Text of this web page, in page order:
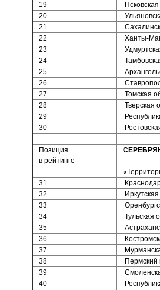
19
20
21
22
Ханты-
23
24
25
26
27
Томская
28
Тверская
29
30
Позиция
в рейтинге
31
32
33
34
Тульская
35
36
37
38
Пермский
39
40